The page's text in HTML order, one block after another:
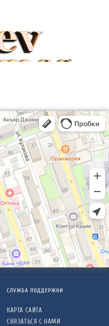
СЛУЖБА ПОДДЕРЖКИ
КАРТА САЙТА
СВЯЗАТЬСЯ С НАМИ